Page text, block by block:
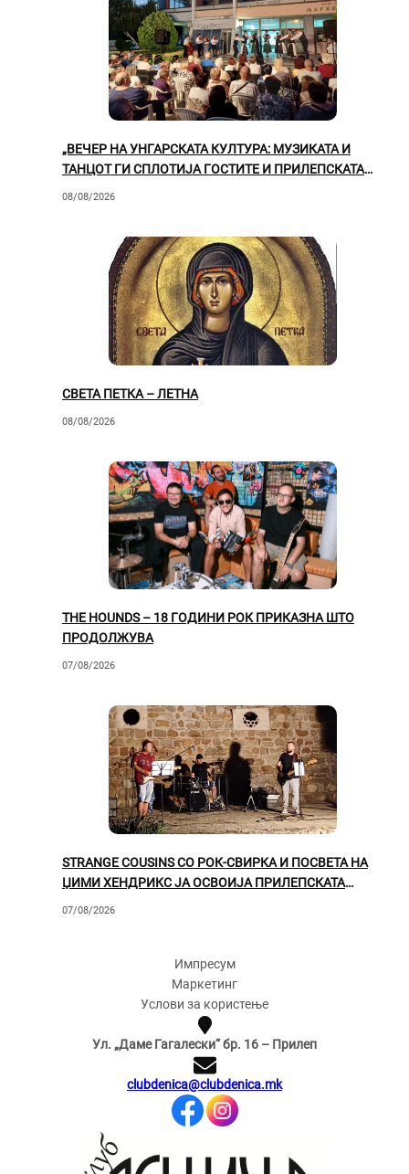
„ВЕЧЕР НА УНГАРСКАТА КУЛТУРА: МУЗИКАТА И
ТАНЦОТ ГИ СПЛОТИЈА ГОСТИТЕ И ПРИЛЕПСКАТА
08/08/2026
СВЕТА ПЕТКА – ЛЕТНА
08/08/2026
THE HOUNDS – 18 ГОДИНИ РОК ПРИКАЗНА ШТО
ПРОДОЛЖУВА
07/08/2026
STRANGE COUSINS СО РОК-СВИРКА И ПОСВЕТА НА
ЏИМИ ХЕНДРИКС ЈА ОСВОИЈА ПРИЛЕПСКАТА
07/08/2026
Импресум
Маркетинг
Услови за користење
Ул. „Даме Гагалески“ бр. 16 – Прилеп
clubdenica@clubdenica.mk